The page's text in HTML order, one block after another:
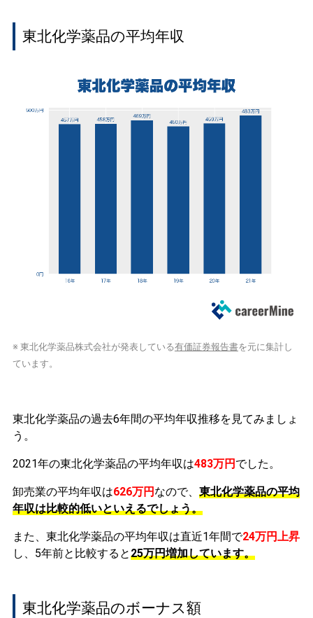
東北化学薬品の平均年収
※ 東北化学薬品株式会社が発表している有価証券報告書を元に集計し
ています。
東北化学薬品の過去6年間の平均年収推移を見てみましょ
う。
2021年の東北化学薬品の平均年収は483万円 でした。
卸売業の平均年収は626万円 なので、 東北化学薬品の平均
年収は比較的低いといえるでしょう。
また、東北化学薬品の平均年収は直近1年間で24万円上昇
し、5年前と比較すると25万円増加しています。
東北化学薬品のボーナス額